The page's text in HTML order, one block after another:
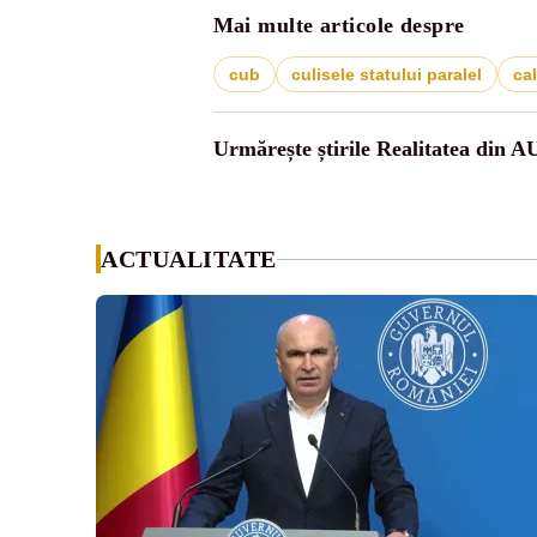
Mai multe articole despre
cub culisele statului paralel
Urmărește știrile Realitatea din
ACTUALITATE